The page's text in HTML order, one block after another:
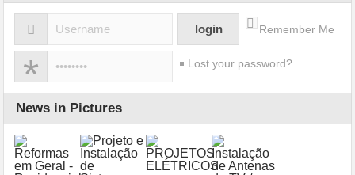
Remember Me
Lost your password?
News in Pictures